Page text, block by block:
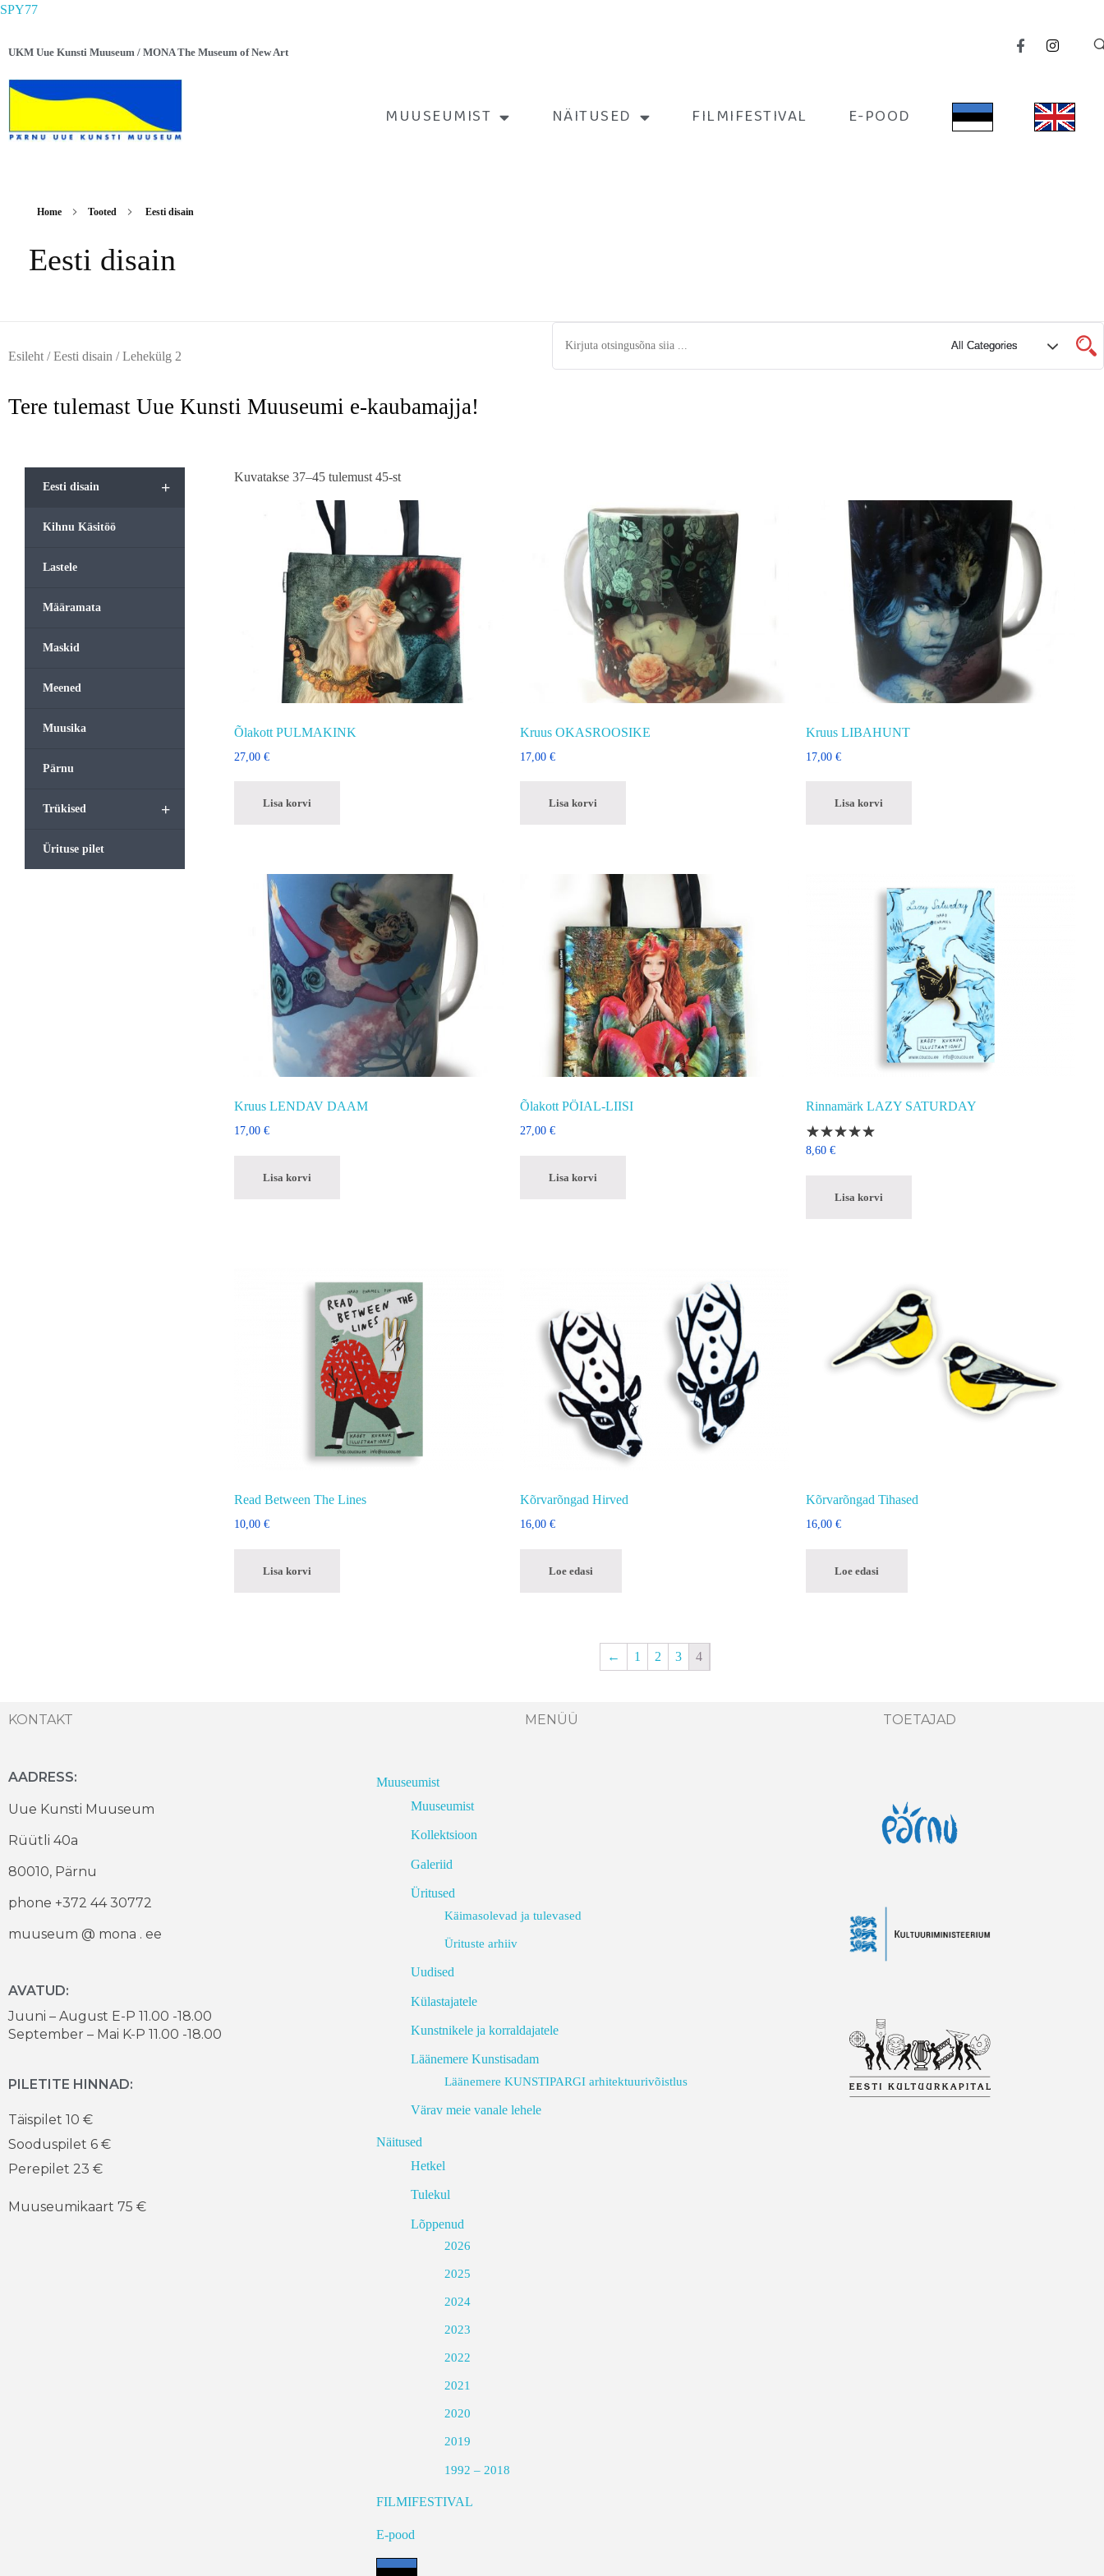
SPY77
UKM Uue Kunsti Muuseum / MONA The Museum of New Art
MUUSEUMIST NÄITUSED FILMIFESTIVAL E-POOD
Home Tooted Eesti disain
Eesti disain
Esileht /Eesti disain / Lehekülg 2
Tere tulemast Uue Kunsti Muuseumi e-kaubamajja!
+
Eesti disain
Kihnu Käsitöö
Lastele
Määramata
Maskid
Meened
Muusika
Pärnu
+
Trükised
Ürituse pilet
Kuvatakse 37–45 tulemust 45-st
Õlakott PULMAKINK
27,00 €
Lisa korvi
Kruus OKASROOSIKE
17,00 €
Lisa korvi
Kruus LIBAHUNT
17,00€
Lisa korvi
Kruus LENDAV DAAM
17,00 €
Lisa korvi
Õlakott PÖIAL-LIISI
27,00 €
Lisa korvi
Rinnamärk LAZY SATURDAY
8,60€
Lisa korvi
Read Between The Lines
10,00 €
Lisa korvi
Kõrvarõngad Hirved
16,00 €
Loe edasi
Kõrvarõngad Tihased
16,00€
Loe edasi
← 1 2 3 4
KONTAKT
AADRESS:
Uue Kunsti Muuseum
Rüütli 40a
80010, Pärnu
phone +372 44 30772
muuseum @ mona . ee
AVATUD:
Juuni – August E-P 11.00 -18.00
September – Mai K-P 11.00 -18.00
PILETITE HINNAD:
Täispilet 10 €
Sooduspilet 6 €
Perepilet 23 €
Muuseumikaart 75 €
MENÜÜ
Muuseumist
Muuseumist
Kollektsioon
Galeriid
Üritused
Käimasolevad ja tulevased
Ürituste arhiiv
Uudised
Külastajatele
Kunstnikele ja korraldajatele
Läänemere Kunstisadam
Läänemere KUNSTIPARGI arhitektuurivõistlus
Värav meie vanale lehele
Näitused
Hetkel
Tulekul
Lõppenud
2026
2025
2024
2023
2022
2021
2020
2019
1992 – 2018
FILMIFESTIVAL
E-pood
TOETAJAD